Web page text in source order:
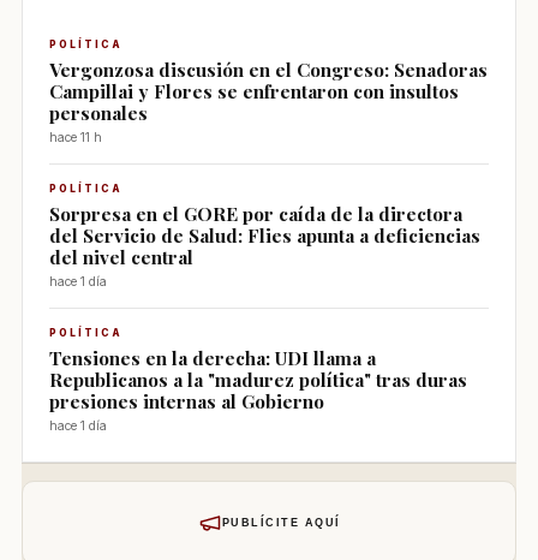
POLÍTICA
Vergonzosa discusión en el Congreso: Senadoras
Campillai y Flores se enfrentaron con insultos
personales
hace 11 h
POLÍTICA
Sorpresa en el GORE por caída de la directora
del Servicio de Salud: Flies apunta a deficiencias
del nivel central
hace 1 día
POLÍTICA
Tensiones en la derecha: UDI llama a
Republicanos a la "madurez política" tras duras
presiones internas al Gobierno
hace 1 día
PUBLÍCITE AQUÍ